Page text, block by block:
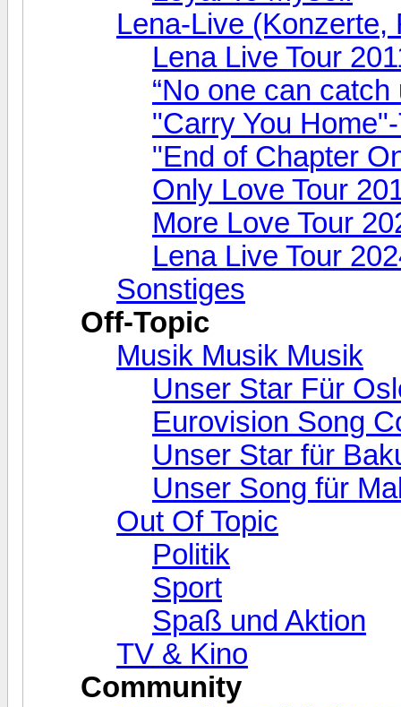
Lena-Live (Konzerte,
Lena Live Tour
“No one can catch
"Carry You
"End of Chapter
Only Love Tour
More Love Tour
Lena Live Tour
Sonstiges
Off-Topic
Musik Musik Musik
Unser Star Für
Eurovision Song
Unser Star für
Unser Song für
Out Of Topic
Politik
Sport
Spaß und Aktion
TV & Kino
Community